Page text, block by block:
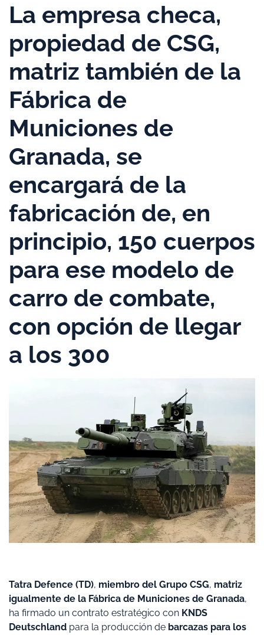
La empresa checa,
propiedad de CSG,
matriz también de la
Fábrica de
Municiones de
Granada, se
encargará de la
fabricación de, en
principio, 150 cuerpos
para ese modelo de
carro de combate,
con opción de llegar
a los 300
Tatra Defence (TD), miembro del Grupo CSG, matriz
igualmente de la Fábrica de Municiones de Granada,
ha firmado un contrato estratégico con KNDS
Deutschland para la producción de barcazas para los